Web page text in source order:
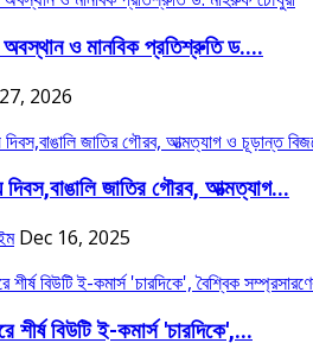
অবস্থান ও মানবিক প্রতিশ্রুতি ড....
2026
জাতির গৌরব, আত্মত্যাগ...
Dec 16, 2025
শীর্ষ বিউটি ই-কমার্স 'চারদিকে',...